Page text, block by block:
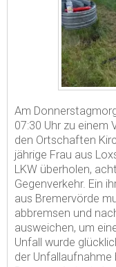
Am
07:30 Uhr zu einem
den Ortschaften
jährige Frau aus
LKW überholen,
Gegenverkehr. Ein
aus Bremervörde
abbremsen und
ausweichen, um
Unfall wurde
der